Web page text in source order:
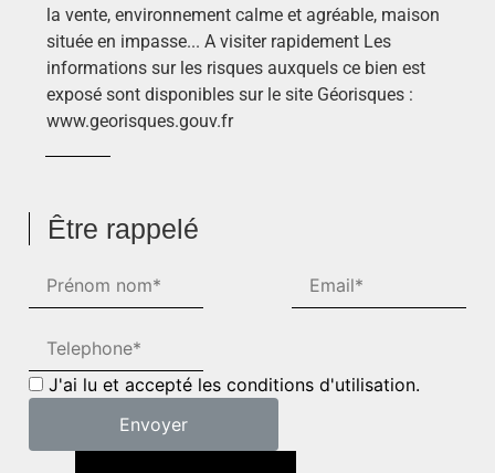
la vente, environnement calme et agréable, maison
située en impasse... A visiter rapidement Les
informations sur les risques auxquels ce bien est
exposé sont disponibles sur le site Géorisques :
www.georisques.gouv.fr
Être rappelé
J'ai lu et accepté les conditions d'utilisation.